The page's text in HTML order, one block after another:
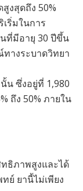
งสุดถึง 50%
ริ่มในการ
ที่มีอายุ 30 ปีขึ้น
างระบาดวิทยา
น ซึ่งอยู่ที่ 1,980
ถึง 50% ภายใน
ธิภาพสูงและได้
ย์ ยานี้ไม่เพียง